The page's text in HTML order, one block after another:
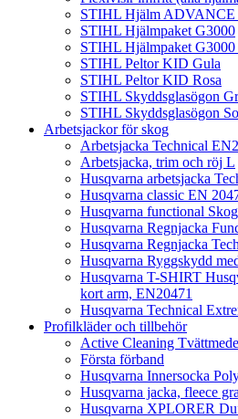
STIHL Hjälm
STIHL Hjälmpaket G3000
STIHL Hjälmpaket
STIHL Peltor KID Gula
STIHL Peltor KID Rosa
STIHL Skyddsglasögon
STIHL Skyddsglasögon
Arbetsjackor för skog
Arbetsjacka Technical
Arbetsjacka, trim och röj L
Husqvarna arbetsjacka
Husqvarna classic EN
Husqvarna functional
Husqvarna Regnjacka
Husqvarna Regnjacka
Husqvarna Ryggskydd
Husqvarna T-SHIRT
kort arm, EN20471
Husqvarna Technical
Profilkläder och tillbehör
Active Cleaning
Första förband
Husqvarna Innersocka
Husqvarna jacka, fleece
Husqvarna XPLORER